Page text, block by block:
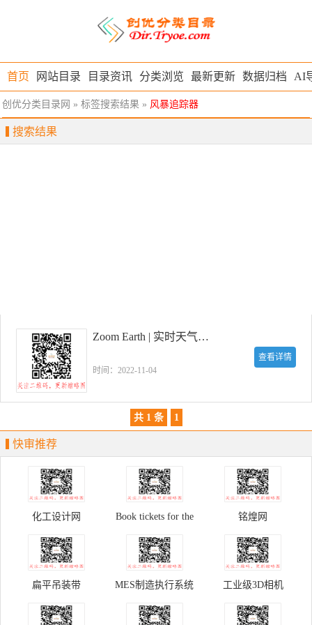
首页 网站目录 目录资讯 分类浏览 最新更新 数据归档 AI
创优分类目录网 » 标签搜索结果 » 风暴追踪器
搜索结果
Zoom Earth | 实时天气，风暴追踪器
时间：2022-11-04
查看详情
共 1 条 1
快审推荐
化工设计网 Book tickets for the
Palace Museum
铭煌网
扁平吊装带 MES制造执行系统 工业级3D相机